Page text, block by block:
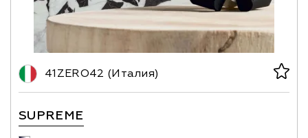
41ZERO42 (Италия)
SUPREME